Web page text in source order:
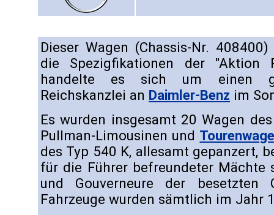
Dieser Wagen (Chassis-Nr.
die Spezigfikationen der "Aktion
handelte es sich um einen
Reichskanzlei an Daimler-Benz im
Es wurden insgesamt 20 Wagen
Pullman-Limousinen und
des Typ 540 K, allesamt gepanzert,
für die Führer befreundeter
und Gouverneure der besetzten
Fahrzeuge wurden sämtlich im Jahr